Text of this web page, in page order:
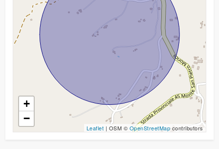
+
−
Leaflet | OSM © OpenStreetMap contributors